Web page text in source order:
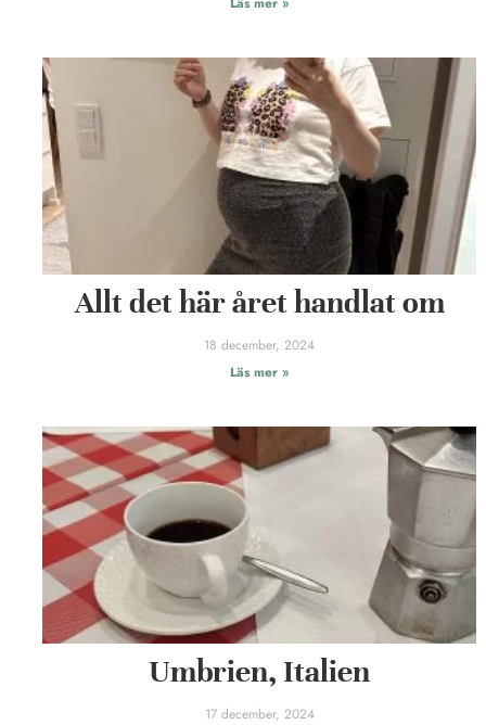
Allt det här året handlat om
18 december, 2024
Läs mer »
Umbrien, Italien
17 december, 2024